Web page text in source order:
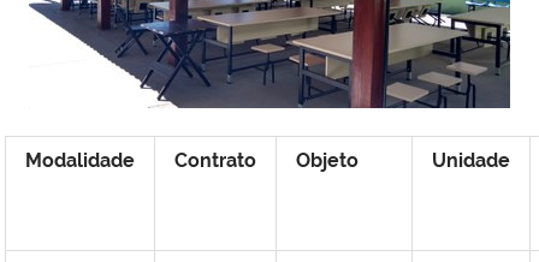
Modalidade Contrato Objeto Unidade